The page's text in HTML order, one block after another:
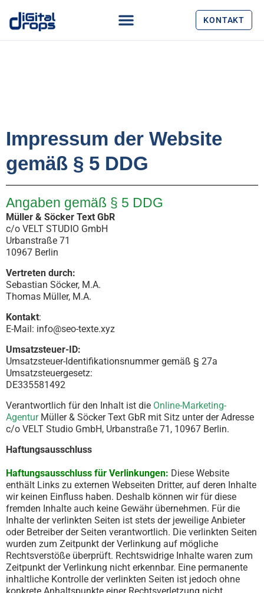
KONTAKT
Impressum der Website
gemäß § 5 DDG
Angaben gemäß § 5 DDG
Müller & Söcker Text GbR
c/o VELT STUDIO GmbH
Urbanstraße 71
10967 Berlin
Vertreten durch:
Sebastian Söcker, M.A.
Thomas Müller, M.A.
Kontakt:
E-Mail: info@seo-texte.xyz
Umsatzsteuer-ID:
Umsatzsteuer-Identifikationsnummer gemäß § 27a
Umsatzsteuergesetz:
DE335581492
Verantwortlich für den Inhalt ist die Online-Marketing-
Agentur Müller & Söcker Text GbR mit Sitz unter der Adresse
c/o VELT Studio GmbH, Urbanstraße 71, 10967 Berlin.
Haftungsausschluss
Haftungsausschluss für Verlinkungen: Diese Website
enthält Links zu externen Webseiten Dritter, auf deren Inhalte
wir keinen Einfluss haben. Deshalb können wir für diese
fremden Inhalte auch keine Gewähr übernehmen. Für die
Inhalte der verlinkten Seiten ist stets der jeweilige Anbieter
oder Betreiber der Seiten verantwortlich. Die verlinkten Seiten
wurden zum Zeitpunkt der Verlinkung auf mögliche
Rechtsverstöße überprüft. Rechtswidrige Inhalte waren zum
Zeitpunkt der Verlinkung nicht erkennbar. Eine permanente
inhaltliche Kontrolle der verlinkten Seiten ist jedoch ohne